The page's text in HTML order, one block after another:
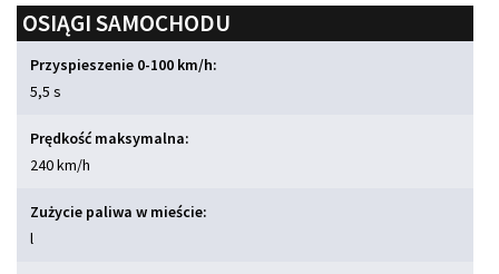
OSIĄGI SAMOCHODU
Przyspieszenie 0-100 km/h:
5,5 s
Prędkość maksymalna:
240 km/h
Zużycie paliwa w mieście:
l